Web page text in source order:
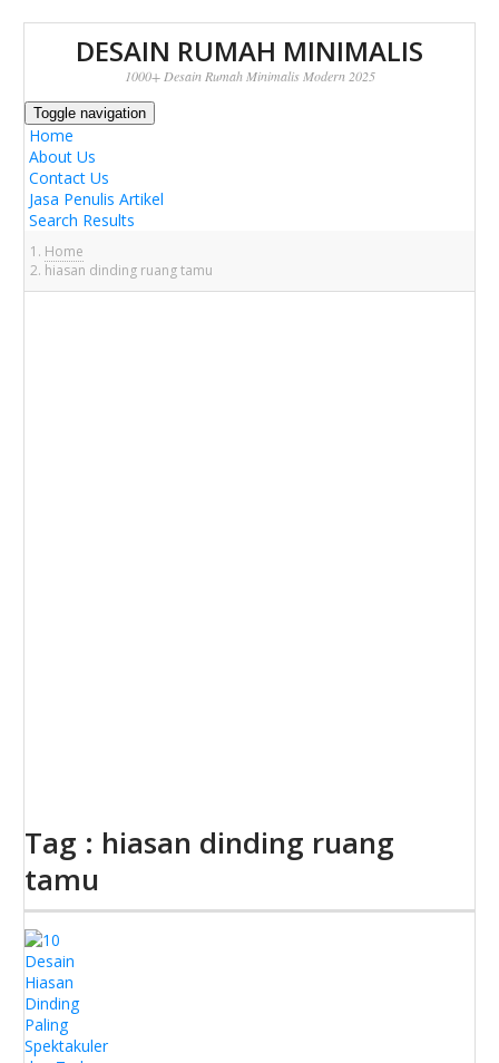
DESAIN RUMAH MINIMALIS
1000+ Desain Rumah Minimalis Modern 2025
Toggle navigation
Home
About Us
Contact Us
Jasa Penulis Artikel
Search Results
Home
hiasan dinding ruang tamu
Tag : hiasan dinding ruang
tamu